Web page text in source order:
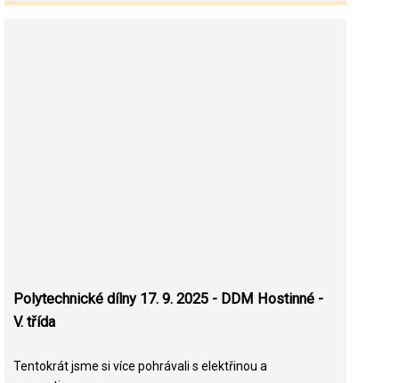
Polytechnické dílny 17. 9. 2025 - DDM Hostinné -
V. třída
Tentokrát jsme si více pohrávali s elektřinou a